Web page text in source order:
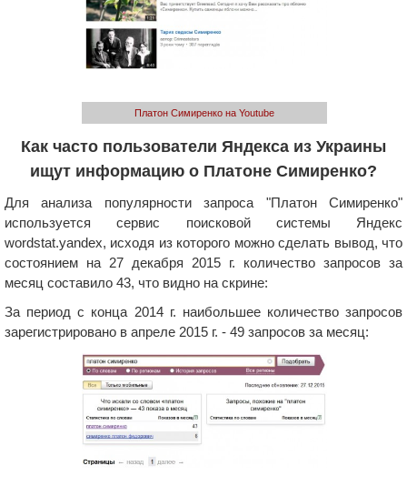
Платон Симиренко на Youtube
Как часто пользователи Яндекса из Украины
ищут информацию о Платоне Симиренко?
Для анализа популярности запроса "Платон Симиренко"
используется сервис поисковой системы Яндекс
wordstat.yandex, исходя из которого можно сделать вывод, что
состоянием на 27 декабря 2015 г. количество запросов за
месяц составило 43, что видно на скрине:
За период с конца 2014 г. наибольшее количество запросов
зарегистрировано в апреле 2015 г. - 49 запросов за месяц: